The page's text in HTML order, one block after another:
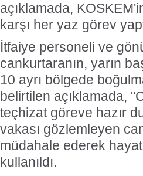
açıklamada,
karşı her yaz görev
İtfaiye personeli ve
cankurtaranın, yarın
10 ayrı bölgede
belirtilen açıklamada,
teçhizat göreve hazır
vakası gözlemleyen
müdahale ederek
kullanıldı.